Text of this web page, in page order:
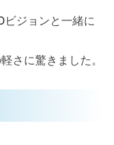
ビジョンと一緒に
さに驚きました。